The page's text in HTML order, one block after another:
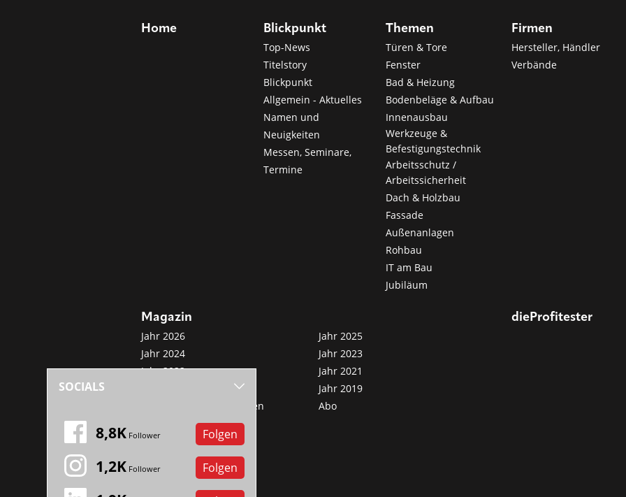
Home Blickpunkt
Top-News
Titelstory
Blickpunkt
Allgemein - Aktuelles
Namen und
Neuigkeiten
Messen, Seminare,
Termine
Themen
Türen & Tore
Fenster
Bad & Heizung
Bodenbeläge & Aufbau
Innenausbau
Werkzeuge &
Befestigungstechnik
Arbeitsschutz /
Arbeitssicherheit
Dach & Holzbau
Fassade
Außenanlagen
Rohbau
IT am Bau
Jubiläum
Firmen
Hersteller, Händler
Verbände
Magazin
Jahr 2026
Jahr 2025
Jahr 2024
Jahr 2023
Jahr 2022
Jahr 2021
Jahr 2019
Sonderveröffentlichungen
Abo
dieProfitester
SOCIALS
8,8K Follower Folgen
1,2K Follower Folgen